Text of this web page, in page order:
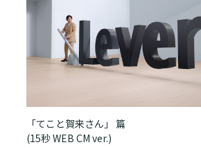
「てこと賀来さん」 篇
(15秒 WEB CM ver.)